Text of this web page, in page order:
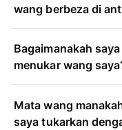
wang berbeza di
Bagaimanakah
menukar wang
Mata wang
saya tukarkan